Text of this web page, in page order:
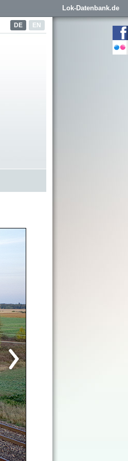
Lok-Datenbank.de
DE EN